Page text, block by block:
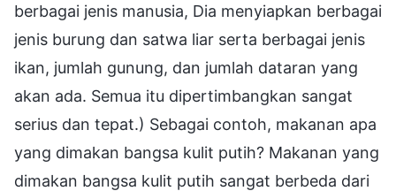
berbagai jenis manusia, Dia menyiapkan berbagai
jenis burung dan satwa liar serta berbagai jenis
ikan, jumlah gunung, dan jumlah dataran yang
akan ada. Semua itu dipertimbangkan sangat
serius dan tepat.) Sebagai contoh, makanan apa
yang dimakan bangsa kulit putih? Makanan yang
dimakan bangsa kulit putih sangat berbeda dari